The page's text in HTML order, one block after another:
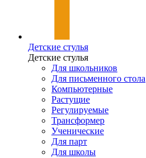
Детские стулья
Детские стулья
Для школьников
Для письменного стола
Компьютерные
Растущие
Регулируемые
Трансформер
Ученические
Для парт
Для школы